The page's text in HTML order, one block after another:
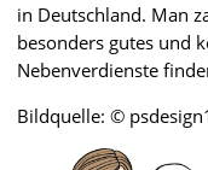
in Deutschland. Man
besonders gutes und
Nebenverdienste
Bildquelle: ©